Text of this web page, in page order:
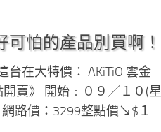
可怕的產品別買啊！
在大特價： AKiTiO 雲金
賣》 開始﹕０９／１０(星
路價：3299整點價↘$１